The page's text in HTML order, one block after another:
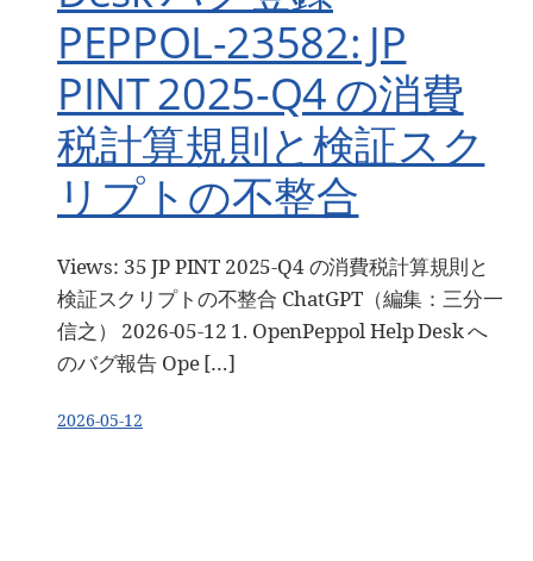
PEPPOL-23582: JP
PINT 2025-Q4 の消費
税計算規則と検証スク
リプトの不整合
Views: 35 JP PINT 2025-Q4 の消費税計算規則と
検証スクリプトの不整合 ChatGPT（編集：三分一
信之） 2026-05-12 1. OpenPeppol Help Desk へ
のバグ報告 Ope […]
2026-05-12